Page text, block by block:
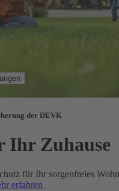
der DEVK
Ihr Zuhause
für Ihr sorgenfreies
erfahren